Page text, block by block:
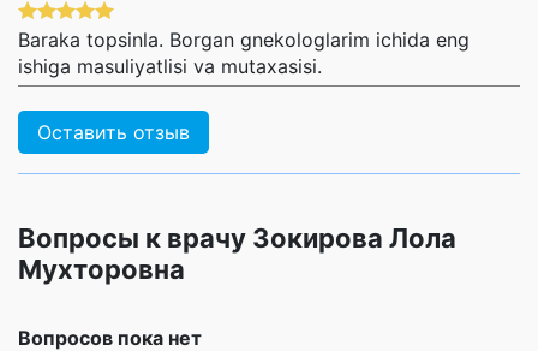
Baraka topsinla. Borgan gnekologlarim ichida eng
ishiga masuliyatlisi va mutaxasisi.
Оставить отзыв
Вопросы к врачу Зокирова Лола
Мухторовна
Вопросов пока нет